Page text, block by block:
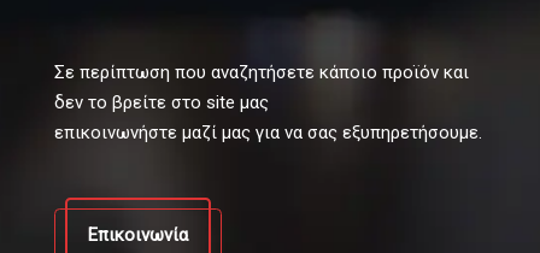
Σε περίπτωση που αναζητήσετε κάποιο προϊόν και
δεν το βρείτε στο site μας
επικοινωνήστε μαζί μας για να σας εξυπηρετήσουμε.
Επικοινωνία